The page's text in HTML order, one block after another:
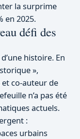
la surprime
en 2025.
défi des
histoire. En
»,
co-auteur de
n’a pas été
actuels.
:
urbains